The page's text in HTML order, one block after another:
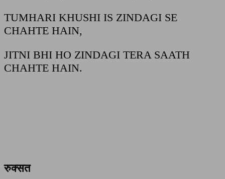
TUMHARI KHUSHI IS ZINDAGI SE
CHAHTE HAIN,
JITNI BHI HO ZINDAGI TERA SAATH
CHAHTE HAIN.
रुक्सत